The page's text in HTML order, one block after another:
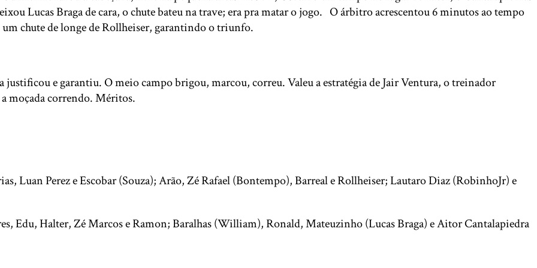
Lucas Braga de cara, o chute bateu na trave; era pra matar o jogo. O árbitro acrescentou 6 minutos ao tempo
chute de longe de Rollheiser, garantindo o triunfo.
justificou e garantiu. O meio campo brigou, marcou, correu. Valeu a estratégia de Jair Ventura, o treinador
a moçada correndo. Méritos.
Luan Perez e Escobar (Souza); Arão, Zé Rafael (Bontempo), Barreal e Rollheiser; Lautaro Diaz (RobinhoJr) e
Edu, Halter, Zé Marcos e Ramon; Baralhas (William), Ronald, Mateuzinho (Lucas Braga) e Aitor Cantalapiedra